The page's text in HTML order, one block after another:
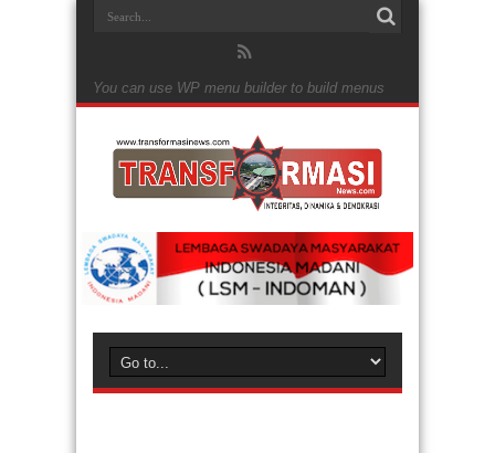
You can use WP menu builder to build menus